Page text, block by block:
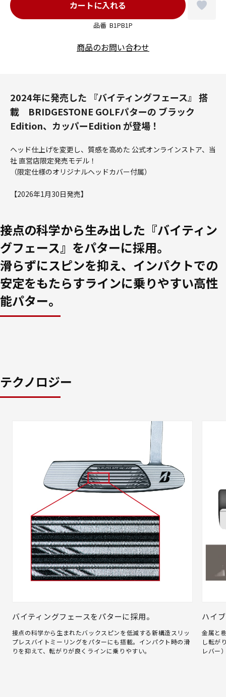
品番 B1PB1P
商品のお問い合わせ
2024年に発売した 『バイティングフェース』 搭
載 BRIDGESTONE GOLFパターの ブラック
Edition、カッパーEdition が登場！
ヘッド仕上げを変更し、質感を高めた 公式オンラインストア、当
社 直営店限定発売モデル！
（限定仕様のオリジナルヘッドカバー付属）
【2026年1月30日発売】
接点の科学から生み出した『バイティン
グフェース』をパターに採用。
滑らずにスピンを抑え、インパクトでの
安定をもたらすラインに乗りやすい高性
能パター。
テクノロジー
バイティングフェースをパターに採用。
接点の科学から生まれたバックスピンを低減する新構造スリッ
プレスバイトミーリングをパターにも搭載。インパクト時の滑
りを抑えて、転がりが良くラインに乗りやすい。
ハイ
金属と
し転が
レバー